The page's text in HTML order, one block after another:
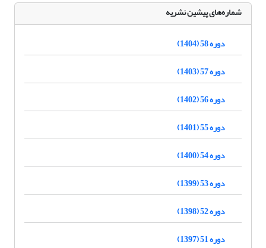
شماره‌های پیشین نشریه
دوره 58 (1404)
دوره 57 (1403)
دوره 56 (1402)
دوره 55 (1401)
دوره 54 (1400)
دوره 53 (1399)
دوره 52 (1398)
دوره 51 (1397)